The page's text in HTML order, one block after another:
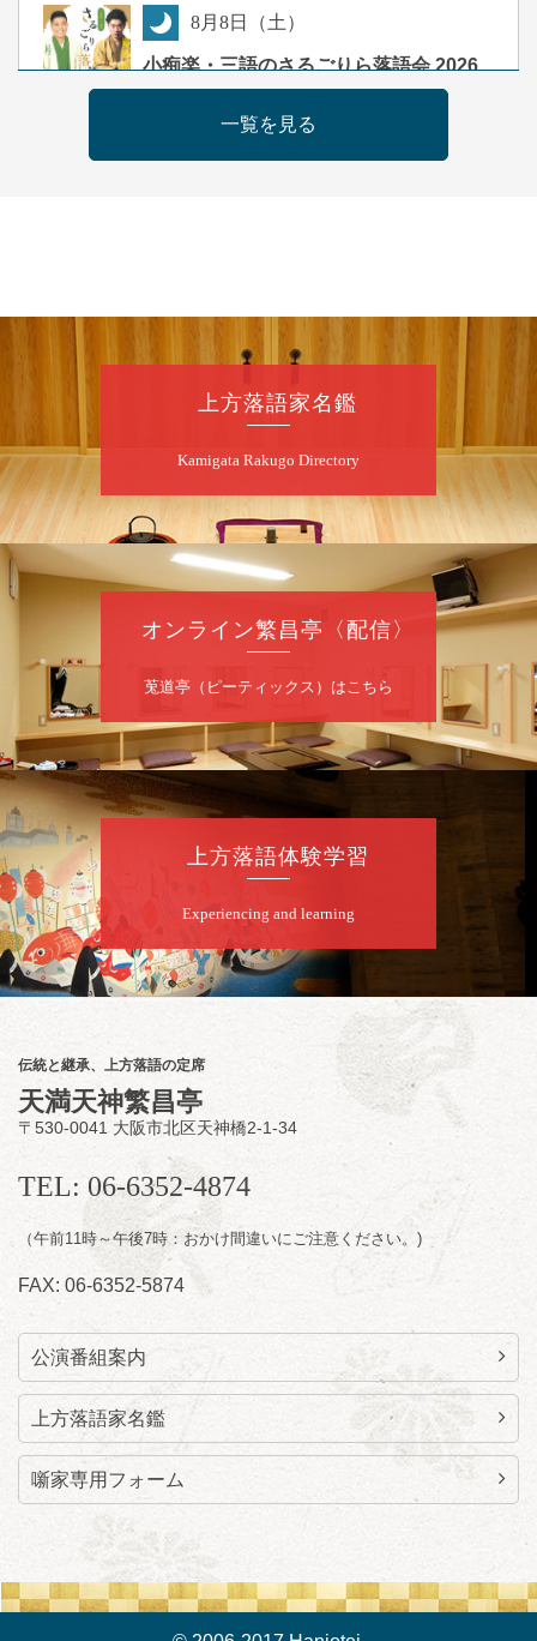
8月8日（土）
小痴楽・三語のさるごりら落語会 2026
開演：午後6時（5時30分開場）全席指定
前売3,500円 当日4,000円
第98回 桂慶枝の早起き寄席～親子の噺
スペシャル～
桂慶枝「KCストーリー」／月亭遊真「真田小
僧」／桂三実「ワンワン」／桂慶枝「せんた
開演：午前10時（9時30分開場）1F全席指
定 2F全席自由
前売2,000円 当日2,500円 25歳以下前売・
当日共1,000円
お問合せ：落語ファクトリー 0120-874-315
8月 9 日（日）
昼席：番組案内
桂二豆／露の瑞／桂きん太郎／いわみせいじ
（似顔絵）／桂三扇／桂文太～仲入～笑福亭
笑利／笑福亭仁福／幸助福助（漫才）／桂春
若
8月9日（日）
らららのらくご会④
桂雀太「まんじゅうこわい」／桂三度「青
菜」／桂三実「ミュージック野菜ステーショ
ン」／桂九ノ一「胴乱の幸助」／代走みつく
に「なんのこっちゃねんあれこれ」
開演：午後6時（5時30分開場）全席指定
前売3,000円 当日3,500円
お問合せ：らららのらくご会予約事務局
090-6976-1777 email：
lalalanorakugo@gmail.com
一覧を見る
上方落語家名鑑
Kamigata Rakugo Directory
オンライン繁昌亭〈配信〉
莵道亭（ピーティックス）はこちら
上方落語体験学習
Experiencing and learning
伝統と継承、上方落語の定席
天満天神繁昌亭
〒530-0041 大阪市北区天神橋2-1-34
TEL: 06-6352-4874
（午前11時～午後7時：おかけ間違いにご注意ください。)
FAX: 06-6352-5874
公演番組案内
上方落語家名鑑
噺家専用フォーム